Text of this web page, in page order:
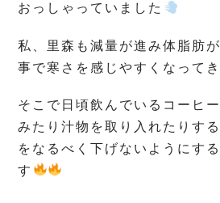
おっしゃっていました
私、里森も減量が進み体脂肪
事で寒さを感じやすくなってき
そこで日頃飲んでいるコーヒ
みたり汁物を取り入れたりす
をなるべく下げないようにす
す